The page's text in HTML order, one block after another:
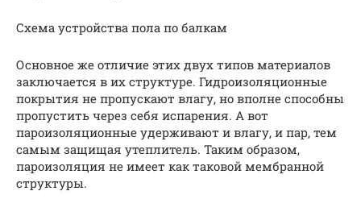
Схема устройства пола по балкам
Основное же отличие этих двух типов материалов
заключается в их структуре. Гидроизоляционные
покрытия не пропускают влагу, но вполне способны
пропустить через себя испарения. А вот
пароизоляционные удерживают и влагу, и пар, тем
самым защищая утеплитель. Таким образом,
пароизоляция не имеет как таковой мембранной
структуры.